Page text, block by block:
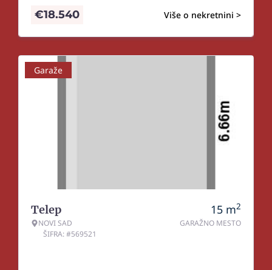
Više o nekretnini >
€18.540
Garaže
Telep
NOVI SAD
ŠIFRA: #569521
15 m2
GARAŽNO MESTO